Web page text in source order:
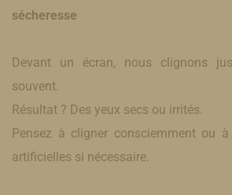
sécheresse
Devant un écran, nous clignons
souvent.
Résultat ? Des yeux secs ou irrités.
Pensez à cligner consciemment ou
artificielles si nécessaire.